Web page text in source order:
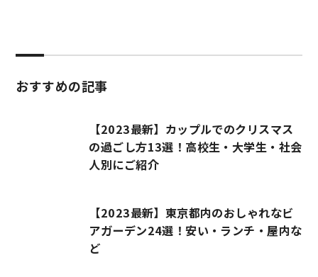
おすすめの記事
【2023最新】カップルでのクリスマス
の過ごし方13選！高校生・大学生・社会
人別にご紹介
【2023最新】東京都内のおしゃれなビ
アガーデン24選！安い・ランチ・屋内な
ど